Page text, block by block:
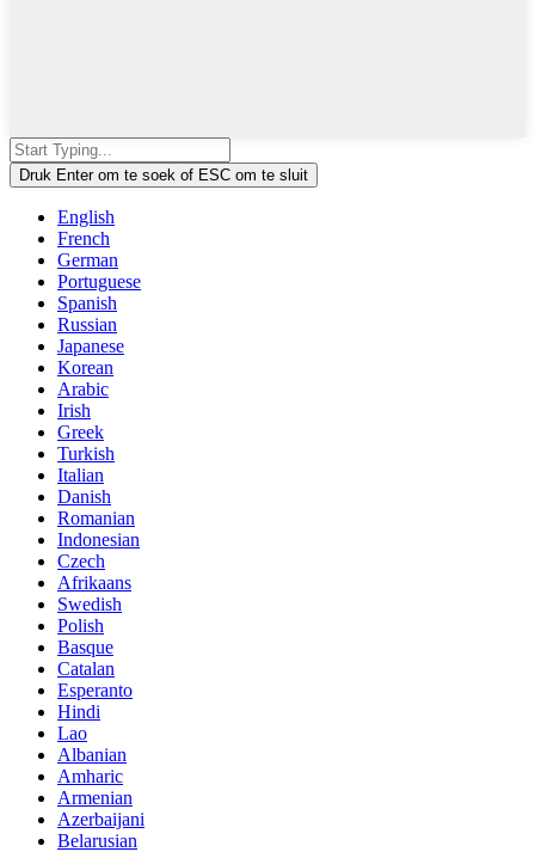
Druk Enter om te soek of ESC om te sluit
English
French
German
Portuguese
Spanish
Russian
Japanese
Korean
Arabic
Irish
Greek
Turkish
Italian
Danish
Romanian
Indonesian
Czech
Afrikaans
Swedish
Polish
Basque
Catalan
Esperanto
Hindi
Lao
Albanian
Amharic
Armenian
Azerbaijani
Belarusian